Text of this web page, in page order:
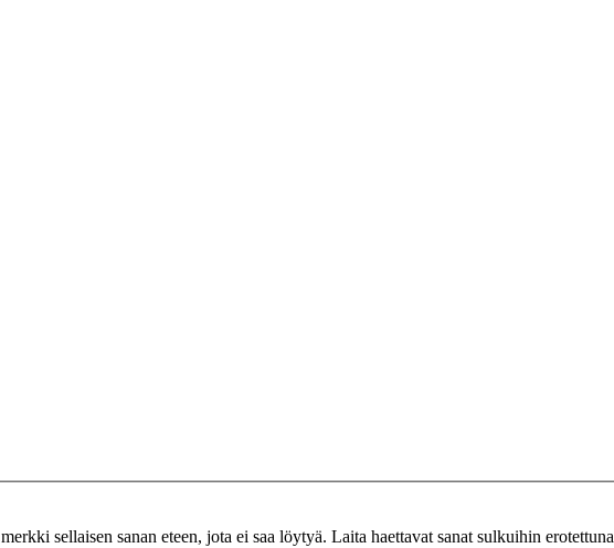
merkki sellaisen sanan eteen, jota ei saa löytyä. Laita haettavat sanat sulkuihin erotettuna